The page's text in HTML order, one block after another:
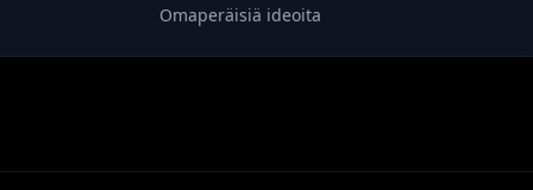
Omaperäisiä ideoita